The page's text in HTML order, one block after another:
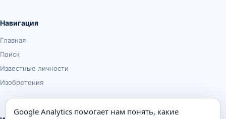
Навигация
Главная
Поиск
Известные личности
Изобретения
Google Analytics помогает нам понять, какие